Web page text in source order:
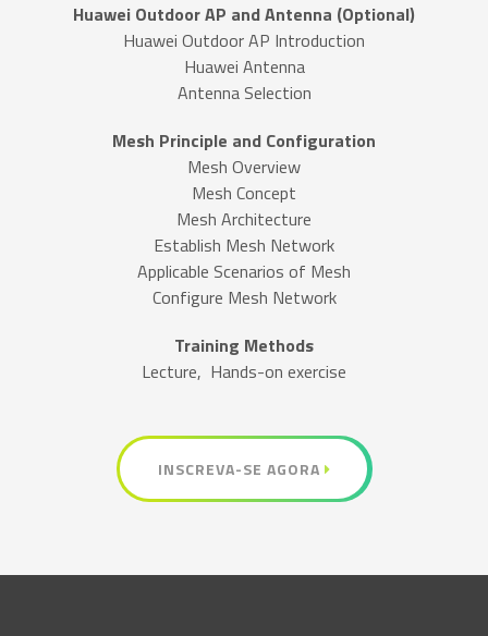
Huawei Outdoor AP and Antenna (Optional)
Huawei Outdoor AP Introduction
Huawei Antenna
Antenna Selection
Mesh Principle and Configuration
Mesh Overview
Mesh Concept
Mesh Architecture
Establish Mesh Network
Applicable Scenarios of Mesh
Configure Mesh Network
Training Methods
Lecture, Hands-on exercise
INSCREVA-SE AGORA